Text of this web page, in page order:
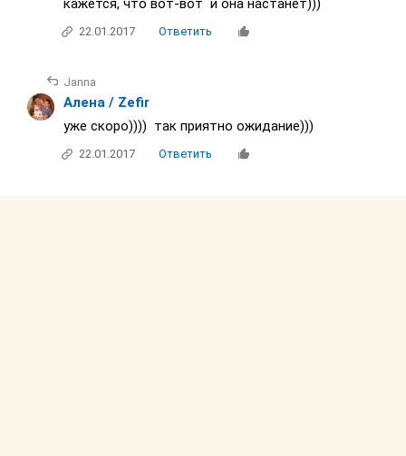
кажется, что вот-вот и она настанет)))
22.01.2017 Ответить
Janna
Алена / Zefir
уже скоро)))) так приятно ожидание)))
22.01.2017 Ответить